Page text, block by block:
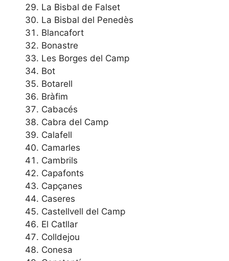
La Bisbal de Falset
La Bisbal del Penedès
Blancafort
Bonastre
Les Borges del Camp
Bot
Botarell
Bràfim
Cabacés
Cabra del Camp
Calafell
Camarles
Cambrils
Capafonts
Capçanes
Caseres
Castellvell del Camp
El Catllar
Colldejou
Conesa